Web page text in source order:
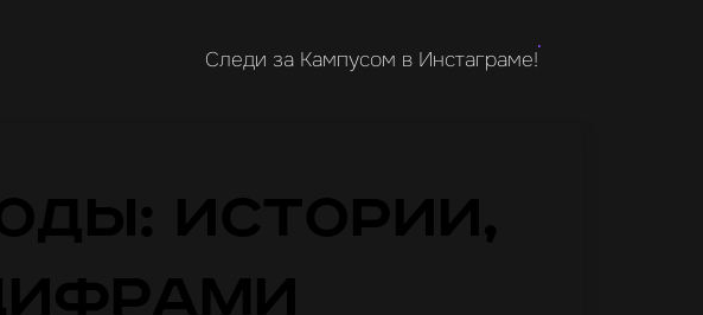
Следи за Кампусом в Инстаграме!